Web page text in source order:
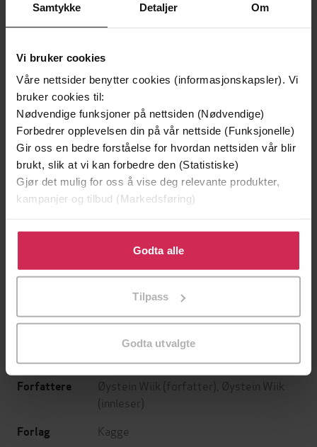
Samtykke Detaljer Om
Vi bruker cookies
Våre nettsider benytter cookies (informasjonskapsler). Vi
bruker cookies til:
Nødvendige funksjoner på nettsiden (Nødvendige)
Forbedrer opplevelsen din på vår nettside (Funksjonelle)
Gir oss en bedre forståelse for hvordan nettsiden vår blir
brukt, slik at vi kan forbedre den (Statistiske)
Gjør det mulig for oss å vise deg relevante produkter,
kampanjer og tilbud (Markedsføring)
Klikk på «Godta alle» for å gi oss ditt samtykke til å
bruke cookies for alle disse formålene. Du kan også
tilpasse ditt samtykke til spesifikke formål ved å klikke
Godta alle
Tilpass
Godta utvalgte
Vinner av Rivertonprisen
LYDBOK
Første gang på tilbud
LYDBOK
Forfattere Øystein Wiik (forfatter), Øystein Wiik
(innleser)
Forlag Kagge